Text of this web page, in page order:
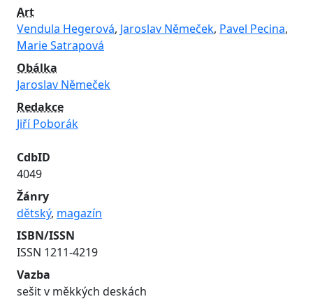
Art
Vendula Hegerová, Jaroslav Němeček, Pavel Pecina,
Marie Satrapová
Obálka
Jaroslav Němeček
Redakce
Jiří Poborák
CdbID
4049
Žánry
dětský, magazín
ISBN/ISSN
ISSN 1211-4219
Vazba
sešit v měkkých deskách